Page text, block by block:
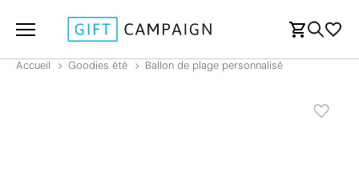
Accueil Goodies été Ballon de plage personnalisé